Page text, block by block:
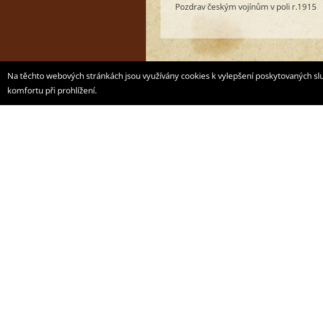
Pozdrav českým vojínům v poli r.1915
Na těchto webových stránkách jsou využívány cookies k vylepšení poskytovaných
komfortu při prohlížení.